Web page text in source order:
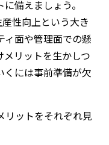
備えましょう。
性向上という大き
ィ面や管理面での懸
リットを生かしつ
くには事前準備が欠
リットをそれぞれ見